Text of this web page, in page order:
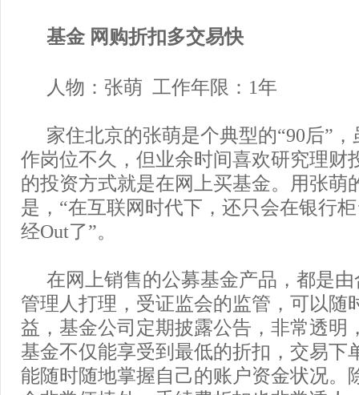
基金 网购折扣多交易快
人物：张萌 工作年限：1年
家住北京的张萌是个典型的“90后”
作岗位不久，但业余时间喜欢研究理财
的投资方式就是在网上买基金。用张萌
是，“在互联网时代下，还只会在银行
经Out了”。
在网上销售的公募基金产品，都是
管理人打理，受证监会的监管，可以随
益，基金公司定期披露公告，非常透明
基金不仅能享受到最低的折扣，交易下
能随时随地掌握自己的账户资金状况。